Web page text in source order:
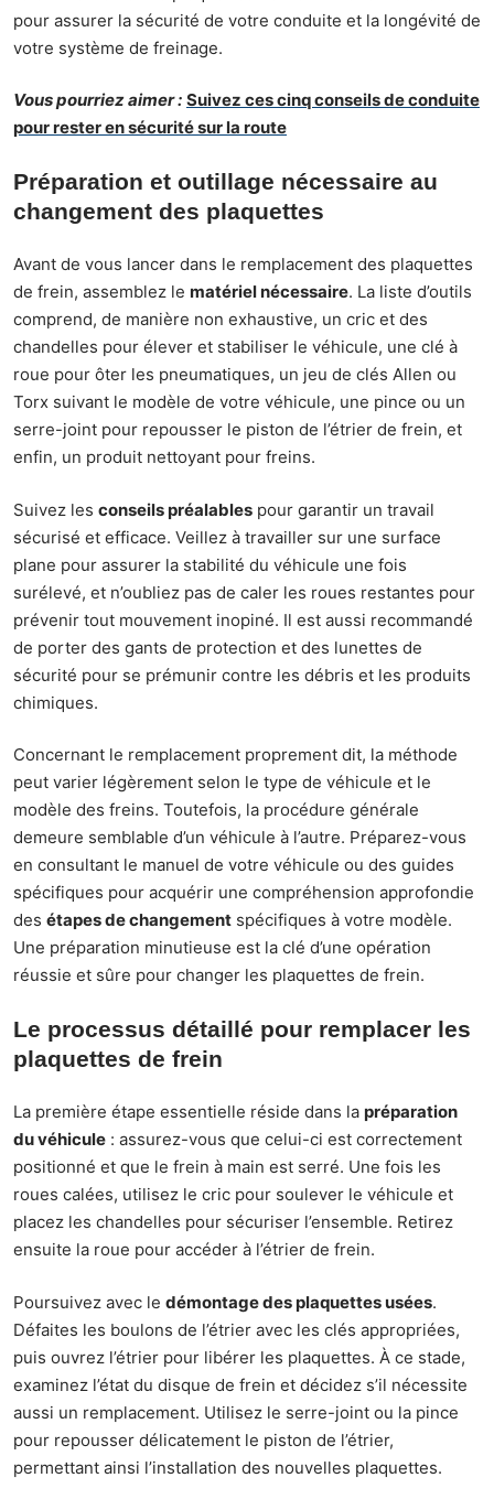
pour assurer la sécurité de votre conduite et la longévité de
votre système de freinage.
Vous pourriez aimer : Suivez ces cinq conseils de conduite
pour rester en sécurité sur la route
Préparation et outillage nécessaire au
changement des plaquettes
Avant de vous lancer dans le remplacement des plaquettes
de frein, assemblez le matériel nécessaire. La liste d’outils
comprend, de manière non exhaustive, un cric et des
chandelles pour élever et stabiliser le véhicule, une clé à
roue pour ôter les pneumatiques, un jeu de clés Allen ou
Torx suivant le modèle de votre véhicule, une pince ou un
serre-joint pour repousser le piston de l’étrier de frein, et
enfin, un produit nettoyant pour freins.
Suivez les conseils préalables pour garantir un travail
sécurisé et efficace. Veillez à travailler sur une surface
plane pour assurer la stabilité du véhicule une fois
surélevé, et n’oubliez pas de caler les roues restantes pour
prévenir tout mouvement inopiné. Il est aussi recommandé
de porter des gants de protection et des lunettes de
sécurité pour se prémunir contre les débris et les produits
chimiques.
Concernant le remplacement proprement dit, la méthode
peut varier légèrement selon le type de véhicule et le
modèle des freins. Toutefois, la procédure générale
demeure semblable d’un véhicule à l’autre. Préparez-vous
en consultant le manuel de votre véhicule ou des guides
spécifiques pour acquérir une compréhension approfondie
des étapes de changement spécifiques à votre modèle.
Une préparation minutieuse est la clé d’une opération
réussie et sûre pour changer les plaquettes de frein.
Le processus détaillé pour remplacer les
plaquettes de frein
La première étape essentielle réside dans la préparation
du véhicule : assurez-vous que celui-ci est correctement
positionné et que le frein à main est serré. Une fois les
roues calées, utilisez le cric pour soulever le véhicule et
placez les chandelles pour sécuriser l’ensemble. Retirez
ensuite la roue pour accéder à l’étrier de frein.
Poursuivez avec le démontage des plaquettes usées.
Défaites les boulons de l’étrier avec les clés appropriées,
puis ouvrez l’étrier pour libérer les plaquettes. À ce stade,
examinez l’état du disque de frein et décidez s’il nécessite
aussi un remplacement. Utilisez le serre-joint ou la pince
pour repousser délicatement le piston de l’étrier,
permettant ainsi l’installation des nouvelles plaquettes.